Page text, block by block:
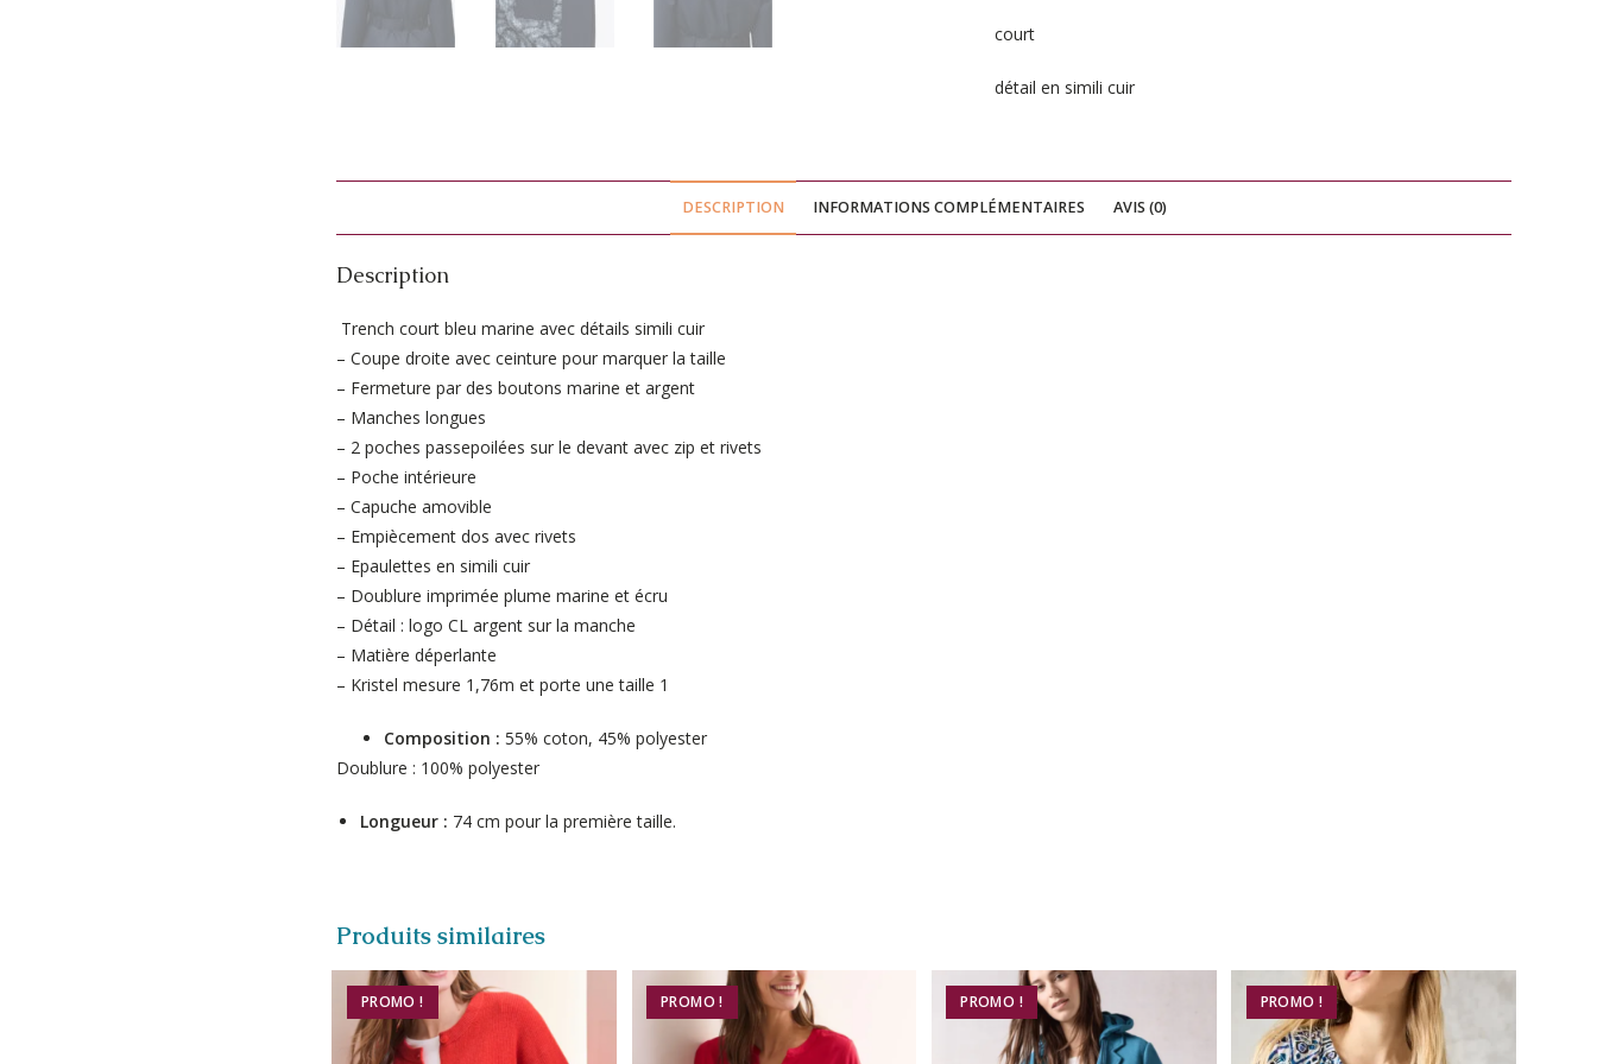
r
a
v
e
:
court
détail en simili cuir
DESCRIPTION INFORMATIONS COMPLÉMENTAIRES AVIS (0)
Description
Trench court bleu marine avec détails simili cuir
– Coupe droite avec ceinture pour marquer la taille
– Fermeture par des boutons marine et argent
– Manches longues
– 2 poches passepoilées sur le devant avec zip et rivets
– Poche intérieure
– Capuche amovible
– Empiècement dos avec rivets
– Epaulettes en simili cuir
– Doublure imprimée plume marine et écru
– Détail : logo CL argent sur la manche
– Matière déperlante
– Kristel mesure 1,76m et porte une taille 1
Composition : 55% coton, 45% polyester
Doublure : 100% polyester
Longueur : 74 cm pour la première taille.
Produits similaires
PROMO ! PROMO ! PROMO ! PROMO !